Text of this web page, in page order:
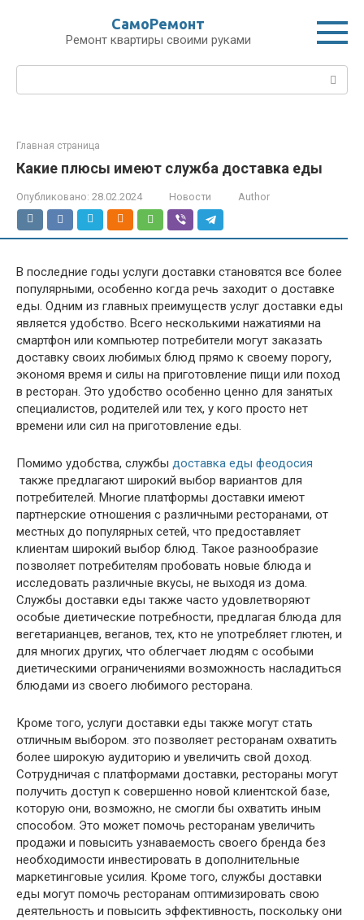
СамоРемонт
Ремонт квартиры своими руками
Поиск:
Главная страница
Какие плюсы имеют служба доставка еды
Опубликовано: 28.02.2024 Новости Author
В последние годы услуги доставки становятся все более
популярными, особенно когда речь заходит о доставке
еды. Одним из главных преимуществ услуг доставки еды
является удобство. Всего несколькими нажатиями на
смартфон или компьютер потребители могут заказать
доставку своих любимых блюд прямо к своему порогу,
экономя время и силы на приготовление пищи или поход
в ресторан. Это удобство особенно ценно для занятых
специалистов, родителей или тех, у кого просто нет
времени или сил на приготовление еды.
Помимо удобства, службы доставка еды феодосия
также предлагают широкий выбор вариантов для
потребителей. Многие платформы доставки имеют
партнерские отношения с различными ресторанами, от
местных до популярных сетей, что предоставляет
клиентам широкий выбор блюд. Такое разнообразие
позволяет потребителям пробовать новые блюда и
исследовать различные вкусы, не выходя из дома.
Службы доставки еды также часто удовлетворяют
особые диетические потребности, предлагая блюда для
вегетарианцев, веганов, тех, кто не употребляет глютен, и
для многих других, что облегчает людям с особыми
диетическими ограничениями возможность насладиться
блюдами из своего любимого ресторана.
Кроме того, услуги доставки еды также могут стать
отличным выбором. это позволяет ресторанам охватить
более широкую аудиторию и увеличить свой доход.
Сотрудничая с платформами доставки, рестораны могут
получить доступ к совершенно новой клиентской базе,
которую они, возможно, не смогли бы охватить иным
способом. Это может помочь ресторанам увеличить
продажи и повысить узнаваемость своего бренда без
необходимости инвестировать в дополнительные
маркетинговые усилия. Кроме того, службы доставки
еды могут помочь ресторанам оптимизировать свою
деятельность и повысить эффективность, поскольку они